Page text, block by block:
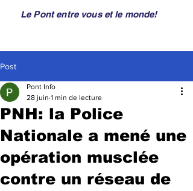
Le Pont entre vous et le monde!
Post
PNH: la Police
Nationale a mené une
opération musclée
contre un réseau de
Pont Info
28 juin 1 min de lecture